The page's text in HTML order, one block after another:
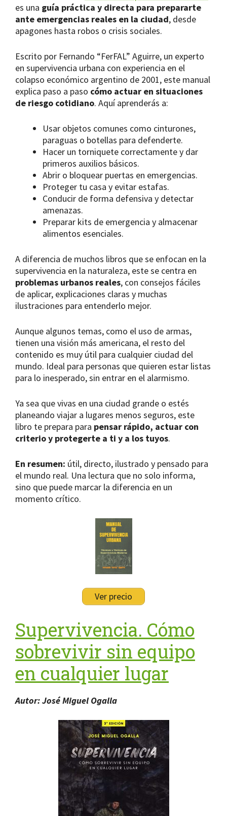
es una guía práctica y directa para prepararte
ante emergencias reales en la ciudad, desde
apagones hasta robos o crisis sociales.
Escrito por Fernando “FerFAL” Aguirre, un experto
en supervivencia urbana con experiencia en el
colapso económico argentino de 2001, este manual
explica paso a paso cómo actuar en situaciones
de riesgo cotidiano. Aquí aprenderás a:
Usar objetos comunes como cinturones,
paraguas o botellas para defenderte.
Hacer un torniquete correctamente y dar
primeros auxilios básicos.
Abrir o bloquear puertas en emergencias.
Proteger tu casa y evitar estafas.
Conducir de forma defensiva y detectar
amenazas.
Preparar kits de emergencia y almacenar
alimentos esenciales.
A diferencia de muchos libros que se enfocan en la
supervivencia en la naturaleza, este se centra en
problemas urbanos reales, con consejos fáciles
de aplicar, explicaciones claras y muchas
ilustraciones para entenderlo mejor.
Aunque algunos temas, como el uso de armas,
tienen una visión más americana, el resto del
contenido es muy útil para cualquier ciudad del
mundo. Ideal para personas que quieren estar listas
para lo inesperado, sin entrar en el alarmismo.
Ya sea que vivas en una ciudad grande o estés
planeando viajar a lugares menos seguros, este
libro te prepara para pensar rápido, actuar con
criterio y protegerte a ti y a los tuyos.
En resumen: útil, directo, ilustrado y pensado para
el mundo real. Una lectura que no solo informa,
sino que puede marcar la diferencia en un
momento crítico.
Ver precio
Supervivencia. Cómo
sobrevivir sin equipo
en cualquier lugar
Autor: José Miguel Ogalla